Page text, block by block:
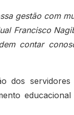
gestão com
Francisco
contar
dos servidores
educacional